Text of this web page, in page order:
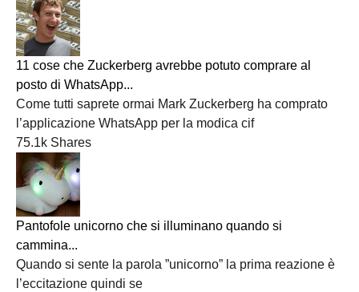
11 cose che Zuckerberg avrebbe potuto comprare al
posto di WhatsApp...
Come tutti saprete ormai Mark Zuckerberg ha comprato
l’applicazione WhatsApp per la modica cif
75.1k Shares
Pantofole unicorno che si illuminano quando si
cammina...
Quando si sente la parola ”unicorno” la prima reazione è
l’eccitazione quindi se